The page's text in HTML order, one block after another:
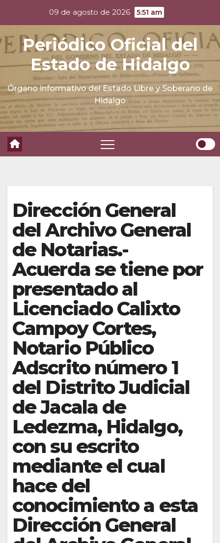
content
09 de agosto de 2026 5:51 am
Periódico Oficial del
Estado de Hidalgo
Órgano informativo del Estado Libre y Soberano de
Hidalgo
Dirección General
del Archivo General
de Notarias.-
Acuerda se tiene por
presentado al
Licenciado Calixto
Campoy Cortes,
Notario Público
Adscrito número 1
del Distrito Judicial
de Jacala de
Ledezma, Hidalgo,
con su escrito
mediante el cual
hace del
conocimiento a esta
Dirección General